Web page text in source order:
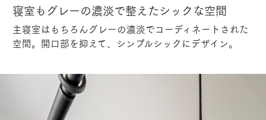
寝室もグレーの濃淡で整えたシックな空間
主寝室はもちろんグレーの濃淡でコーディネートされた
空間。開口部を抑えて、シンプルシックにデザイン。